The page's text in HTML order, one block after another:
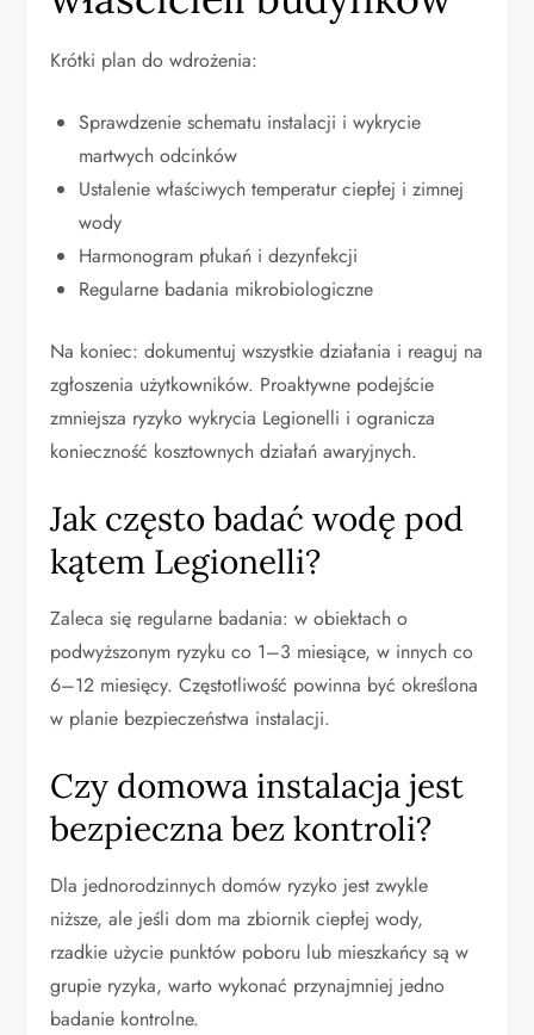
Krótki plan do wdrożenia:
Sprawdzenie schematu instalacji i wykrycie
martwych odcinków
Ustalenie właściwych temperatur ciepłej i zimnej
wody
Harmonogram płukań i dezynfekcji
Regularne badania mikrobiologiczne
Na koniec: dokumentuj wszystkie działania i reaguj na
zgłoszenia użytkowników. Proaktywne podejście
zmniejsza ryzyko wykrycia Legionelli i ogranicza
konieczność kosztownych działań awaryjnych.
Jak często badać wodę pod
kątem Legionelli?
Zaleca się regularne badania: w obiektach o
podwyższonym ryzyku co 1–3 miesiące, w innych co
6–12 miesięcy. Częstotliwość powinna być określona
w planie bezpieczeństwa instalacji.
Czy domowa instalacja jest
bezpieczna bez kontroli?
Dla jednorodzinnych domów ryzyko jest zwykle
niższe, ale jeśli dom ma zbiornik ciepłej wody,
rzadkie użycie punktów poboru lub mieszkańcy są w
grupie ryzyka, warto wykonać przynajmniej jedno
badanie kontrolne.